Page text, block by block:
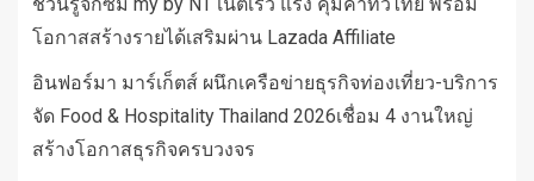
โอกาสสร้างรายได้เสริมผ่าน Lazada Affiliate
อินฟอร์มา มาร์เก็ตส์ ผนึกเครือข่ายธุรกิจท่องเที่ยว-บริการ
จัด Food & Hospitality Thailand 2026เชื่อม 4 งานใหญ่
สร้างโอกาสธุรกิจครบวงจร